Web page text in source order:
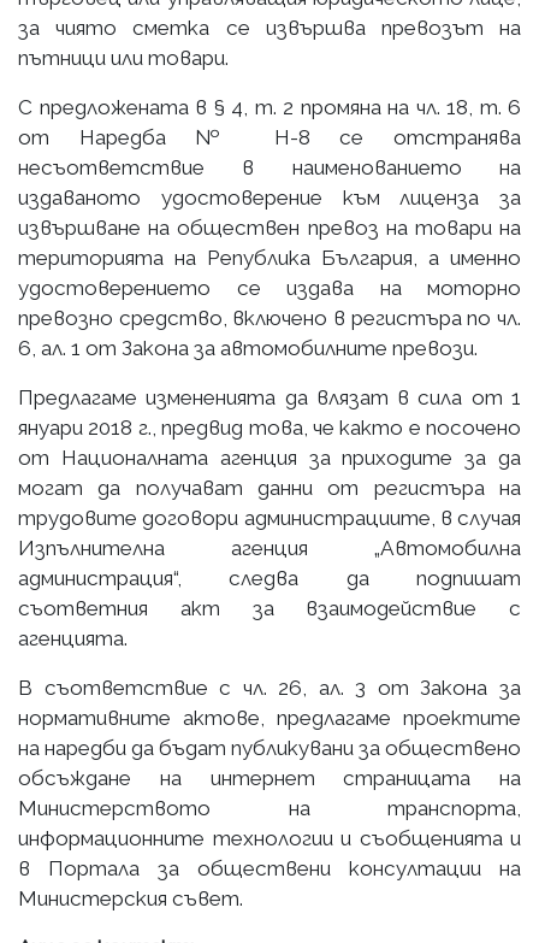
за чиято сметка се извършва превозът на
пътници или товари.
С предложената в § 4, т. 2 промяна на чл. 18, т. 6
от Наредба № Н-8 се отстранява
несъответствие в наименованието на
издаваното удостоверение към лиценза за
извършване на обществен превоз на товари на
територията на Република България, а именно
удостоверението се издава на моторно
превозно средство, включено в регистъра по чл.
6, ал. 1 от Закона за автомобилните превози.
Предлагаме измененията да влязат в сила от 1
януари 2018 г., предвид това, че както е посочено
от Националната агенция за приходите за да
могат да получават данни от регистъра на
трудовите договори администрациите, в случая
Изпълнителна агенция „Автомобилна
администрация“, следва да подпишат
съответния акт за взаимодействие с
агенцията.
В съответствие с чл. 26, ал. 3 от Закона за
нормативните актове, предлагаме проектите
на наредби да бъдат публикувани за обществено
обсъждане на интернет страницата на
Министерството на транспорта,
информационните технологии и съобщенията и
в Портала за обществени консултации на
Министерския съвет.